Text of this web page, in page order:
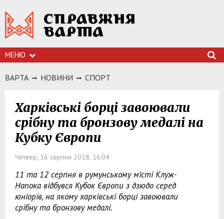
МЕНЮ
ВАРТА НОВИНИ СПОРТ
Харківські борці завоювали
срібну та бронзову медалі на
Кубку Європи
Четвер, 16 серпня 2018, 16:04
11 та 12 серпня в румунському місті Клуж-
Напока відбувся Кубок Європи з дзюдо серед
юніорів, на якому харківські борці завоювали
срібну та бронзову медалі.